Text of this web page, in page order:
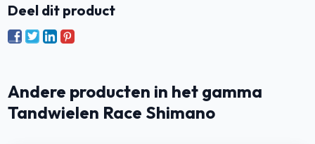
Deel dit product
Andere producten in het gamma
Tandwielen Race Shimano